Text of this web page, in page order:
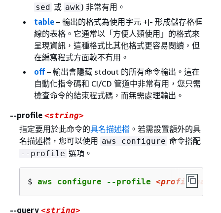
sed 或 awk ) 非常有用。
table– 輸出的格式為使用字元 +|- 形成儲存格框
線的表格。它通常以「方便人類使用」的格式來
呈現資訊，這種格式比其他格式更容易閱讀，但
在編寫程式方面較不有用。
off– 輸出會隱藏 stdout 的所有命令輸出。這在
自動化指令碼和 CI/CD 管道中非常有用，您只需
檢查命令的結束程式碼，而無需處理輸出。
--profile <string>
指定要用於此命令的具名描述檔。若需設置額外的具
名描述檔，您可以使用 aws configure 命令搭配
--profile 選項。
$ aws configure --profile <profilename>
--query <string>